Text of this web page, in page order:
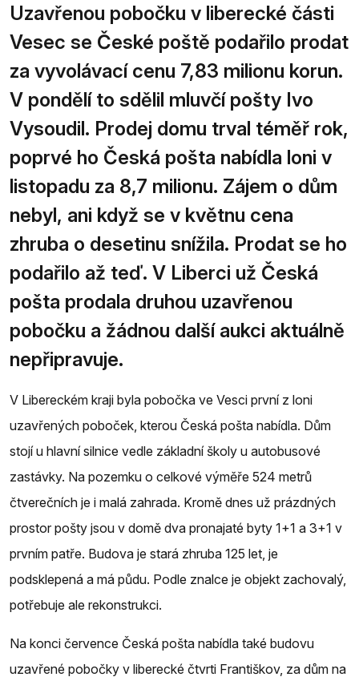
Uzavřenou pobočku v liberecké části
Vesec se České poště podařilo prodat
za vyvolávací cenu 7,83 milionu korun.
V pondělí to sdělil mluvčí pošty Ivo
Vysoudil. Prodej domu trval téměř rok,
poprvé ho Česká pošta nabídla loni v
listopadu za 8,7 milionu. Zájem o dům
nebyl, ani když se v květnu cena
zhruba o desetinu snížila. Prodat se ho
podařilo až teď. V Liberci už Česká
pošta prodala druhou uzavřenou
pobočku a žádnou další aukci aktuálně
nepřipravuje.
V Libereckém kraji byla pobočka ve Vesci první z loni
uzavřených poboček, kterou Česká pošta nabídla. Dům
stojí u hlavní silnice vedle základní školy u autobusové
zastávky. Na pozemku o celkové výměře 524 metrů
čtverečních je i malá zahrada. Kromě dnes už prázdných
prostor pošty jsou v domě dva pronajaté byty 1+1 a 3+1 v
prvním patře. Budova je stará zhruba 125 let, je
podsklepená a má půdu. Podle znalce je objekt zachovalý,
potřebuje ale rekonstrukci.
Na konci července Česká pošta nabídla také budovu
uzavřené pobočky v liberecké čtvrti Františkov, za dům na